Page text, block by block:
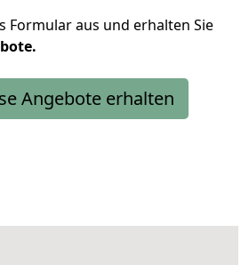
Formular aus und erhalten Sie
Angebote erhalten